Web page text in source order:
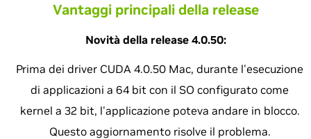
Vantaggi principali della release
Novità della release 4.0.50:
Prima dei driver CUDA 4.0.50 Mac, durante l'esecuzione
di applicazioni a 64 bit con il SO configurato come
kernel a 32 bit, l'applicazione poteva andare in blocco.
Questo aggiornamento risolve il problema.